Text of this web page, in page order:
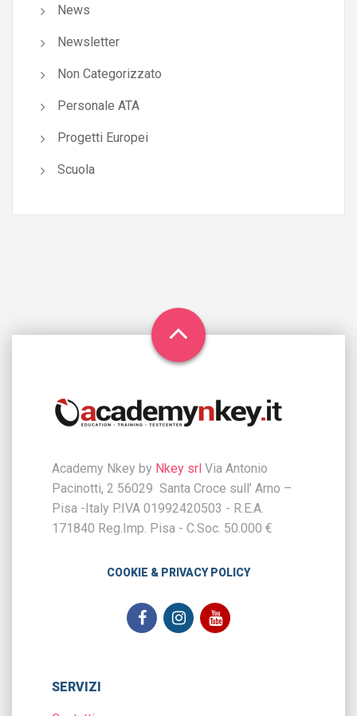
News
Newsletter
Non Categorizzato
Personale ATA
Progetti Europei
Scuola
Academy Nkey by Nkey srl Via Antonio
Pacinotti, 2 56029 Santa Croce sull’ Arno –
Pisa -Italy P.IVA 01992420503 - R.E.A.
171840 Reg.Imp. Pisa - C.Soc. 50.000 €
COOKIE & PRIVACY POLICY
SERVIZI